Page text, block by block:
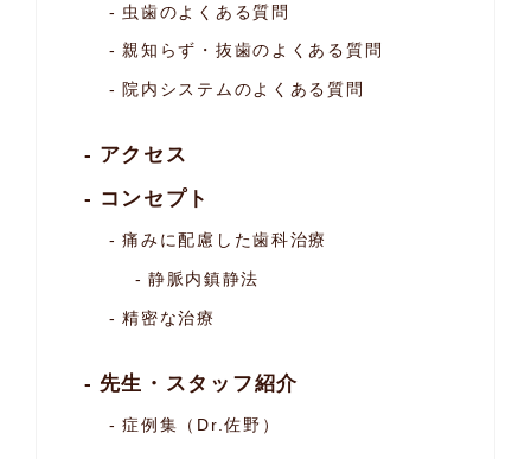
虫歯のよくある質問
親知らず・抜歯のよくある質問
院内システムのよくある質問
アクセス
コンセプト
痛みに配慮した歯科治療
静脈内鎮静法
精密な治療
先生・スタッフ紹介
症例集（Dr.佐野）